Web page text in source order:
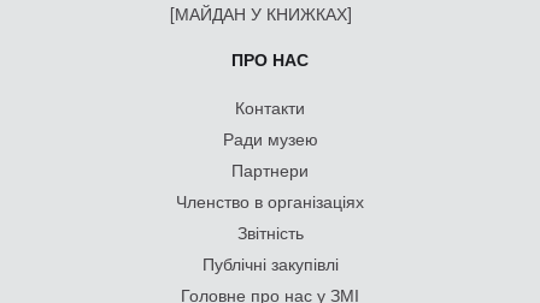
[МАЙДАН У КНИЖКАХ]
ПРО НАС
Контакти
Ради музею
Партнери
Членство в організаціях
Звітність
Публічні закупівлі
Головне про нас у ЗМІ